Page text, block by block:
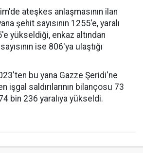
ateşkes anlaşmasının ilan
şehit sayısının 1255'e, yaralı
yükseldiği, enkaz altından
ise 806'ya ulaştığı
bu yana Gazze Şeridi'ne
işgal saldırılarının bilançosu 73
bin 236 yaralıya yükseldi.